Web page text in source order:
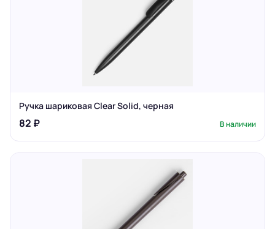
Ручка шариковая Clear Solid, черная
82 ₽ В наличии